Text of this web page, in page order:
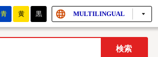
青 黄 黒 MULTILINGUAL